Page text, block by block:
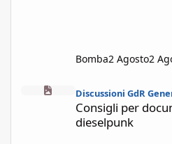
Bomba2 Agosto2
Consigli per documentarmi sul
Discussioni GdR
Consigli per
dieselpunk